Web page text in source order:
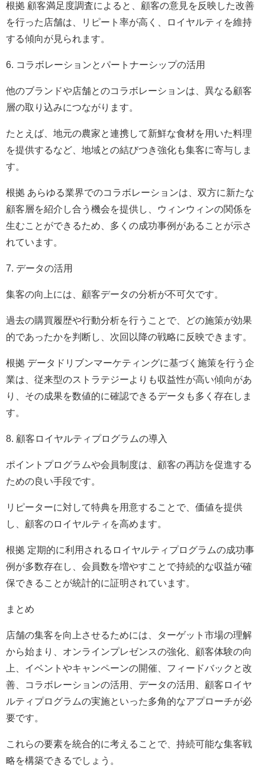
根拠 顧客満足度調査によると、顧客の意見を反映した改善
を行った店舗は、リピート率が高く、ロイヤルティを維持
する傾向が見られます。
6. コラボレーションとパートナーシップの活用
他のブランドや店舗とのコラボレーションは、異なる顧客
層の取り込みにつながります。
たとえば、地元の農家と連携して新鮮な食材を用いた料理
を提供するなど、地域との結びつき強化も集客に寄与しま
す。
根拠 あらゆる業界でのコラボレーションは、双方に新たな
顧客層を紹介し合う機会を提供し、ウィンウィンの関係を
生むことができるため、多くの成功事例があることが示さ
れています。
7. データの活用
集客の向上には、顧客データの分析が不可欠です。
過去の購買履歴や行動分析を行うことで、どの施策が効果
的であったかを判断し、次回以降の戦略に反映できます。
根拠 データドリブンマーケティングに基づく施策を行う企
業は、従来型のストラテジーよりも収益性が高い傾向があ
り、その成果を数値的に確認できるデータも多く存在しま
す。
8. 顧客ロイヤルティプログラムの導入
ポイントプログラムや会員制度は、顧客の再訪を促進する
ための良い手段です。
リピーターに対して特典を用意することで、価値を提供
し、顧客のロイヤルティを高めます。
根拠 定期的に利用されるロイヤルティプログラムの成功事
例が多数存在し、会員数を増やすことで持続的な収益が確
保できることが統計的に証明されています。
まとめ
店舗の集客を向上させるためには、ターゲット市場の理解
から始まり、オンラインプレゼンスの強化、顧客体験の向
上、イベントやキャンペーンの開催、フィードバックと改
善、コラボレーションの活用、データの活用、顧客ロイヤ
ルティプログラムの実施といった多角的なアプローチが必
要です。
これらの要素を統合的に考えることで、持続可能な集客戦
略を構築できるでしょう。